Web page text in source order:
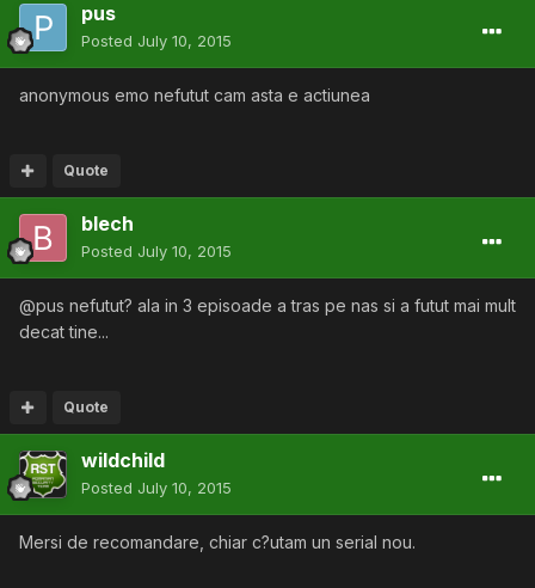
pus
Posted July 10, 2015
anonymous emo nefutut cam asta e actiunea
Quote
blech
Posted July 10, 2015
@pus nefutut? ala in 3 episoade a tras pe nas si a futut mai mult
decat tine...
Quote
wildchild
Posted July 10, 2015
Mersi de recomandare, chiar c?utam un serial nou.